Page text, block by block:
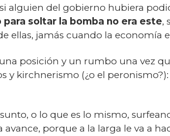
alguien del gobierno hubiera
soltar la bomba no era este,
ellas, jamás cuando la economía
posición y un rumbo una vez
y kirchnerismo (¿o el
o lo que es lo mismo,
porque a la larga le va a